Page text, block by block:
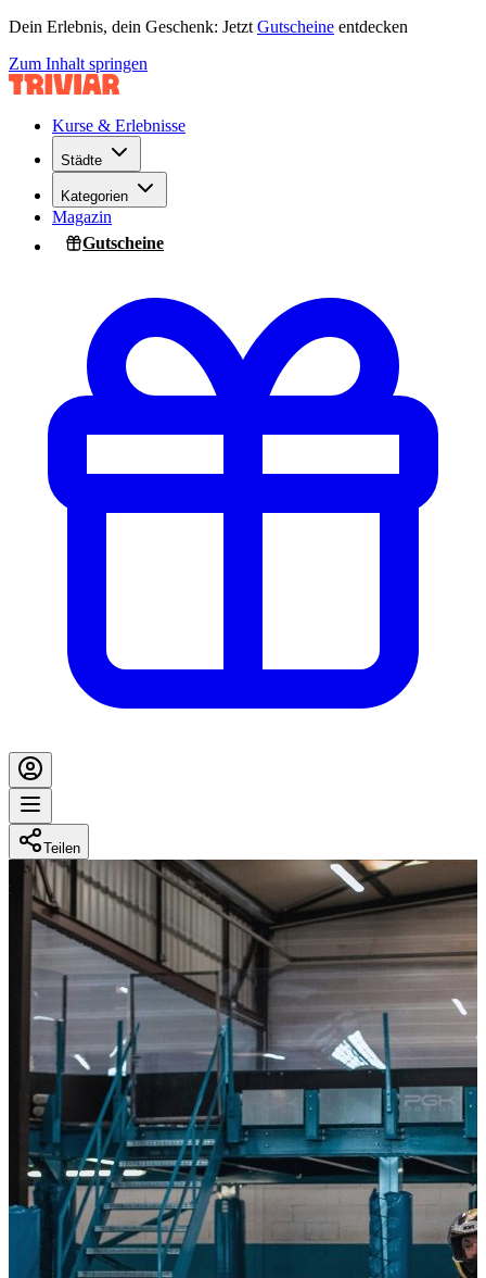
Dein Erlebnis, dein Geschenk: Jetzt Gutscheine entdecken
Zum Inhalt springen
Kurse & Erlebnisse
Städte
Kategorien
Magazin
Gutscheine
Teilen